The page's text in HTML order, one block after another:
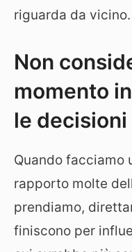
riguarda da vicino.
Non
momento
le decisioni
Quando facciamo
rapporto molte
prendiamo,
finiscono per